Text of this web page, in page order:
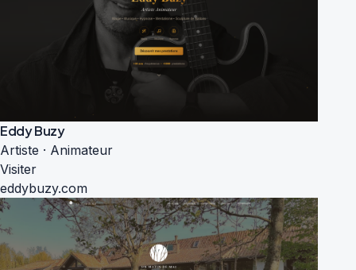
Eddy Buzy
Artiste · Animateur
Visiter
eddybuzy.com